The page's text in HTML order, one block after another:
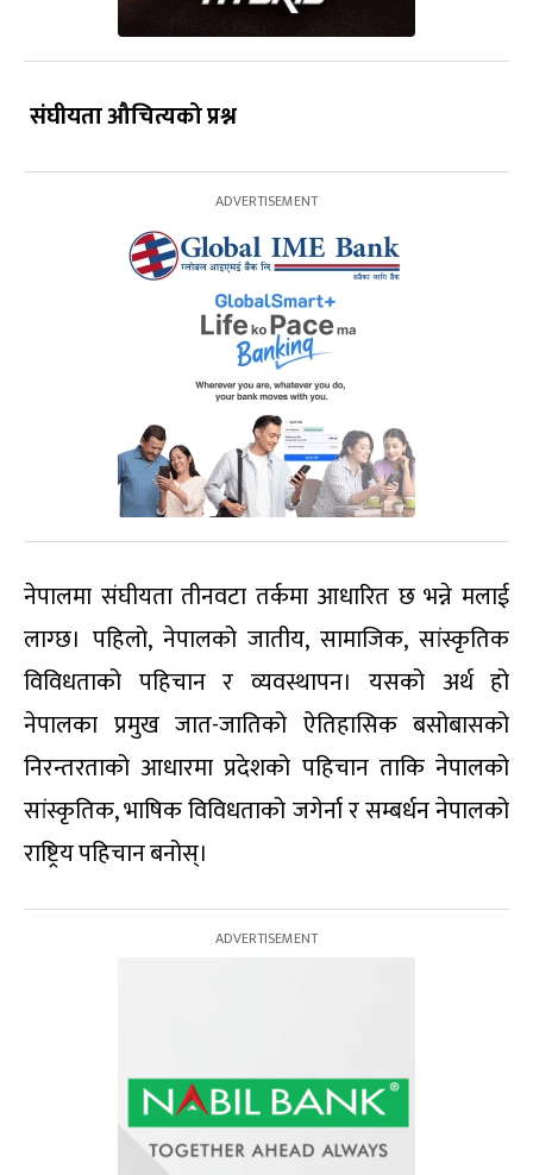
संघीयताऔचित्यकोप्रश्न
नेपालमा संघीयता तीनवटा तर्कमा आधारित छ भन्ने मलाई
लाग्छ। पहिलो, नेपालको जातीय, सामाजिक, सांस्कृतिक
विविधताको पहिचान र व्यवस्थापन। यसको अर्थ हो
नेपालका प्रमुख जात-जातिको ऐतिहासिक बसोबासको
निरन्तरताको आधारमा प्रदेशको पहिचान ताकि नेपालको
सांस्कृतिक, भाषिक विविधताको जगेर्ना र सम्बर्धन नेपालको
राष्ट्रिय पहिचान बनोस्।